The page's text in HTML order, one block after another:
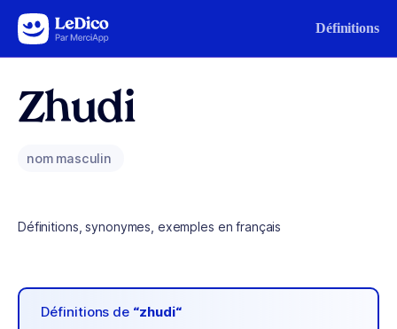
Aller au contenu Définitions
Zhudi
nom masculin
Définitions, synonymes, exemples en français
Définitions de “zhudi“